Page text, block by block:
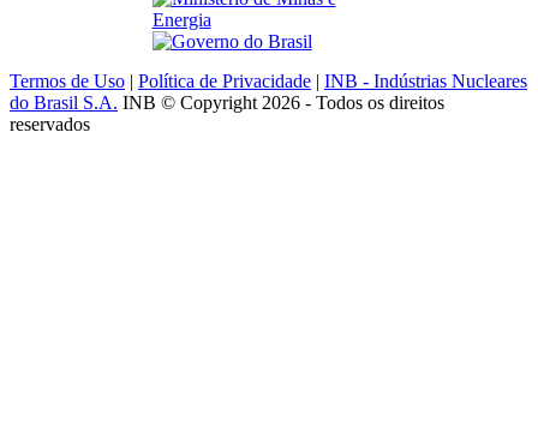
Termos de Uso | Política de Privacidade | INB - Indústrias Nucleares
do Brasil S.A. INB © Copyright 2026 - Todos os direitos
reservados